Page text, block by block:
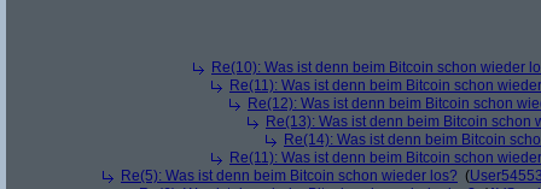
Re(10): Was ist denn beim Bitcoin schon wieder
Re(11): Was ist denn beim Bitcoin schon
Re(12): Was ist denn beim Bitcoin schon
Re(13): Was ist denn beim Bitcoin schon
Re(14): Was ist denn beim Bitcoin
Re(11): Was ist denn beim Bitcoin schon
Re(5): Was ist denn beim Bitcoin schon wieder los? (